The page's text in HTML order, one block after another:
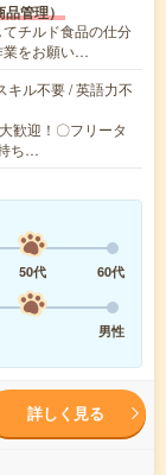
品管理）
チルド食品の仕分
業をお願い…
キル不要 / 英語力不
歓迎！〇フリータ
ち…
50代
60代
男性
詳しく見る